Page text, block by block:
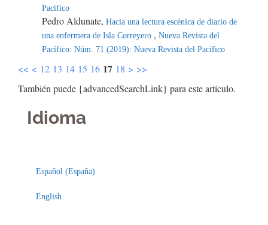
Pacífico
Pedro Aldunate, Hacia una lectura escénica de diario de
una enfermera de Isla Correyero , Nueva Revista del
Pacífico: Núm. 71 (2019): Nueva Revista del Pacífico
<< < 12 13 14 15 16 17 18 > >>
También puede {advancedSearchLink} para este artículo.
Idioma
Español (España)
English
Indexaciones
Licencia